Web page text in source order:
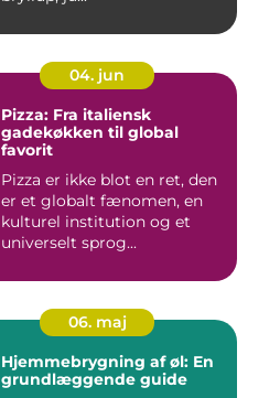
04. jun
Pizza: Fra italiensk
gadekøkken til global
favorit
Pizza er ikke blot en ret, den
er et globalt fænomen, en
kulturel institution og et
universelt sprog...
06. maj
Hjemmebrygning af øl: En
grundlæggende guide